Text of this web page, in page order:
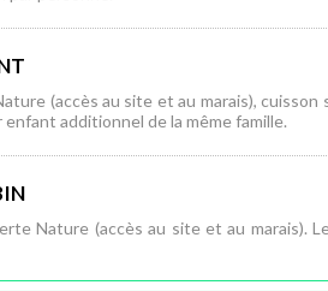
(accès au site et au marais),
additionnel de la même famille.
Nature (accès au site et au marais).